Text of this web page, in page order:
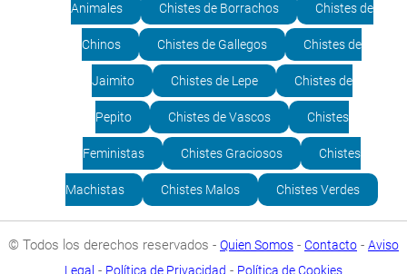
Animales Chistes de Borrachos Chistes de
Chinos Chistes de Gallegos Chistes de
Jaimito Chistes de Lepe Chistes de
Pepito Chistes de Vascos Chistes
Feministas Chistes Graciosos Chistes
Machistas Chistes Malos Chistes Verdes
© Todos los derechos reservados - Quien Somos - Contacto - Aviso
Legal - Política de Privacidad - Política de Cookies